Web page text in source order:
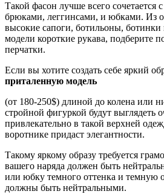
Такой фасон лучше всего сочетается
брюками, леггинсами, и юбками. Из
высокие сапоги, ботильоны,
модели короткие рукава, подберите
перчатки.
Если вы хотите создать себе яркий
приталенную модель
(от 180-250$) длиной до колена или
стройной фигуркой будут выглядеть
привлекательно в такой верхней
воротнике придаст элегантности.
Такому яркому образу требуется
вашего наряда должен быть
или юбку темного оттенка и темную
должны быть нейтральными.